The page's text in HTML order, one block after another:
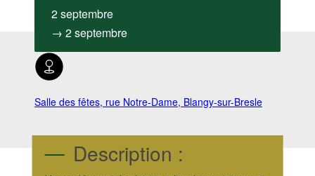
2 septembre
→ 2 septembre
Salle des fêtes, rue Notre-Dame, Blangy-sur-Bresle
Description :